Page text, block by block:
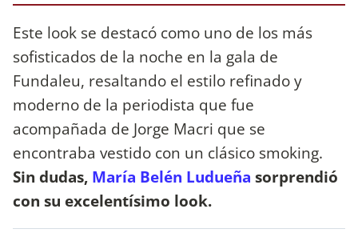
Este look se destacó como uno de los más
sofisticados de la noche en la gala de
Fundaleu, resaltando el estilo refinado y
moderno de la periodista que fue
acompañada de Jorge Macri que se
encontraba vestido con un clásico smoking.
Sin dudas, María Belén Ludueña sorprendió
con su excelentísimo look.